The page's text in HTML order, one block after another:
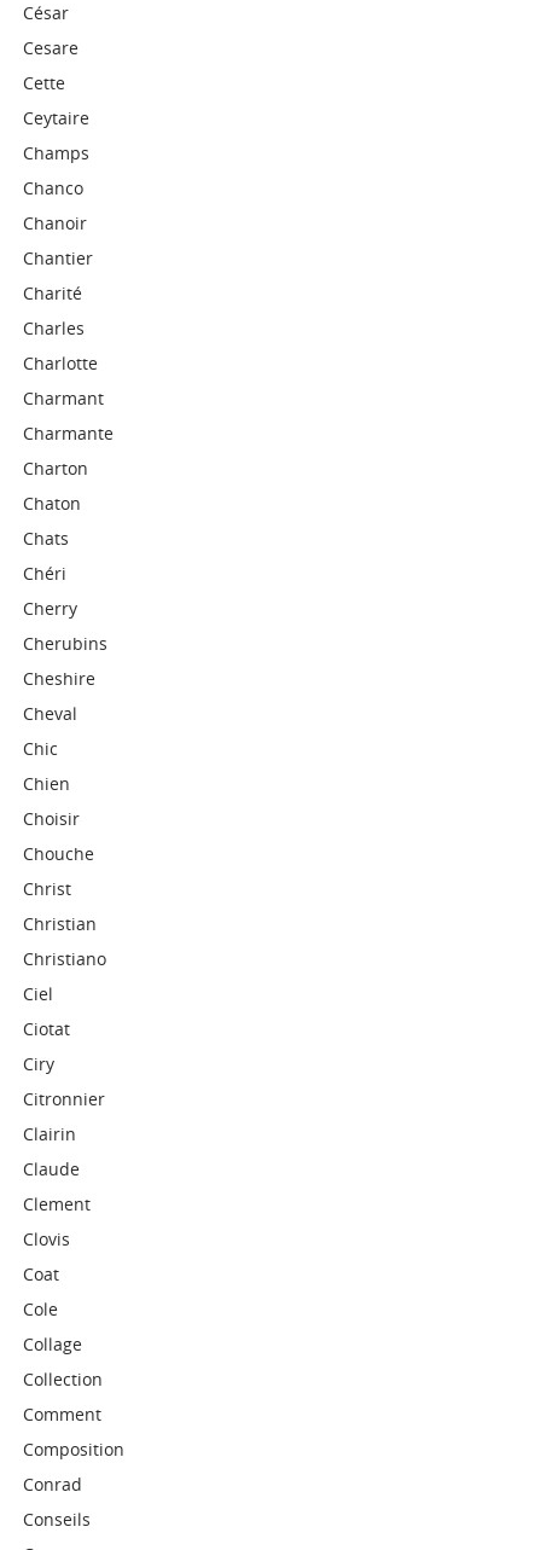
César
Cesare
Cette
Ceytaire
Champs
Chanco
Chanoir
Chantier
Charité
Charles
Charlotte
Charmant
Charmante
Charton
Chaton
Chats
Chéri
Cherry
Cherubins
Cheshire
Cheval
Chic
Chien
Choisir
Chouche
Christ
Christian
Christiano
Ciel
Ciotat
Ciry
Citronnier
Clairin
Claude
Clement
Clovis
Coat
Cole
Collage
Collection
Comment
Composition
Conrad
Conseils